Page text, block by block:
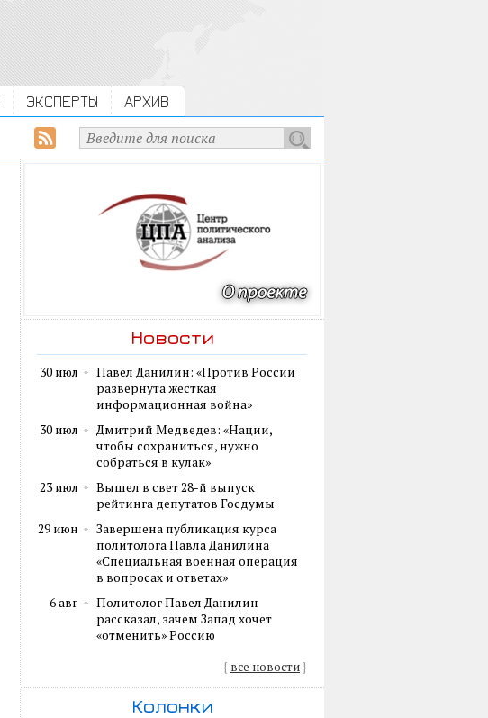
ЭКСПЕРТЫ АРХИВ
Новости
30 июл
Павел Данилин: «Против России
развернута жесткая
информационная война»
30 июл
Дмитрий Медведев: «Нации,
чтобы сохраниться, нужно
собраться в кулак»
23 июл
Вышел в свет 28-й выпуск
рейтинга депутатов Госдумы
29 июн
Завершена публикация курса
политолога Павла Данилина
«Специальная военная операция
в вопросах и ответах»
6 авг
Политолог Павел Данилин
рассказал, зачем Запад хочет
«отменить» Россию
{ все новости}
Колонки